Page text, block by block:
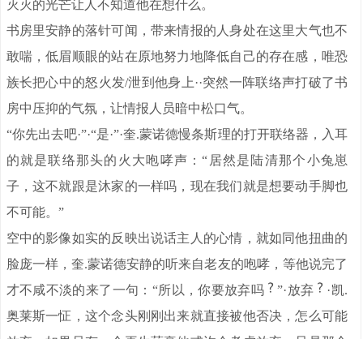
灭灭的光芒让人不知道他在想什么。
书房里安静的落针可闻，带来情报的人身处在这里大气也不
敢喘，低眉顺眼的站在原地努力地降低自己的存在感，唯恐
族长把心中的怒火发/泄到他身上··突然一阵联络声打破了书
房中压抑的气氛，让情报人员暗中松口气。
“你先出去吧·”·“是·”·奎.蒙诺德慢条斯理的打开联络器，入耳
的就是联络那头的火大咆哮声：“居然是陆清那个小兔崽
子，这不就跟是沐家的一样吗，现在我们就是想要动手脚也
不可能。”
空中的影像如实的反映出说话主人的心情，就如同他扭曲的
脸庞一样，奎.蒙诺德安静的听来自老友的咆哮，等他说完了
才不咸不淡的来了一句：“所以，你要放弃吗
”·放弃
·凯.
奥莱斯一怔，这个念头刚刚出来就直接被他否决，怎么可能